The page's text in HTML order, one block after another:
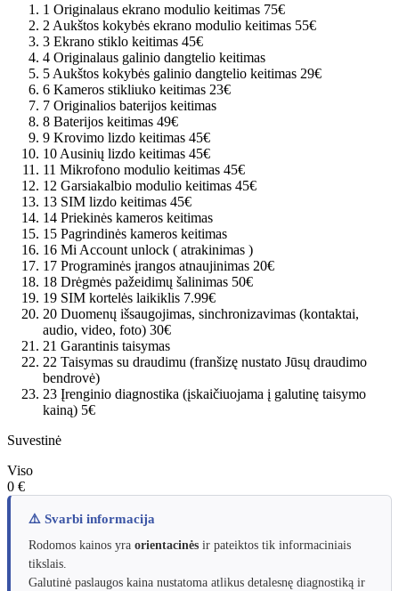
1 Originalaus ekrano modulio keitimas 75€
2 Aukštos kokybės ekrano modulio keitimas 55€
3 Ekrano stiklo keitimas 45€
4 Originalaus galinio dangtelio keitimas
5 Aukštos kokybės galinio dangtelio keitimas 29€
6 Kameros stikliuko keitimas 23€
7 Originalios baterijos keitimas
8 Baterijos keitimas 49€
9 Krovimo lizdo keitimas 45€
10 Ausinių lizdo keitimas 45€
11 Mikrofono modulio keitimas 45€
12 Garsiakalbio modulio keitimas 45€
13 SIM lizdo keitimas 45€
14 Priekinės kameros keitimas
15 Pagrindinės kameros keitimas
16 Mi Account unlock ( atrakinimas )
17 Programinės įrangos atnaujinimas 20€
18 Drėgmės pažeidimų šalinimas 50€
19 SIM kortelės laikiklis 7.99€
20 Duomenų išsaugojimas, sinchronizavimas (kontaktai,
audio, video, foto) 30€
21 Garantinis taisymas
22 Taisymas su draudimu (franšizę nustato Jūsų draudimo
bendrovė)
23 Įrenginio diagnostika (įskaičiuojama į galutinę taisymo
kainą) 5€
Suvestinė
Viso
0 €
⚠️ Svarbi informacija
Rodomos kainos yra orientacinės ir pateiktos tik informaciniais
tikslais.
Galutinė paslaugos kaina nustatoma atlikus detalesnę diagnostiką ir